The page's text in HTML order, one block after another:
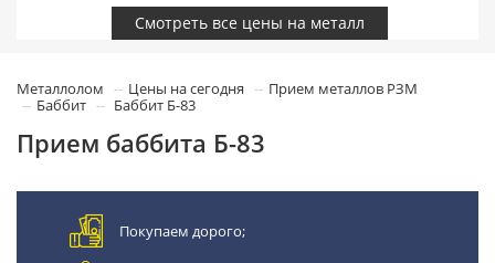
Смотреть все цены на металл
Металлолом Цены на сегодня
Прием металлов РЗМ
Баббит
Баббит Б-83
Прием баббита Б-83
Покупаем дорого;